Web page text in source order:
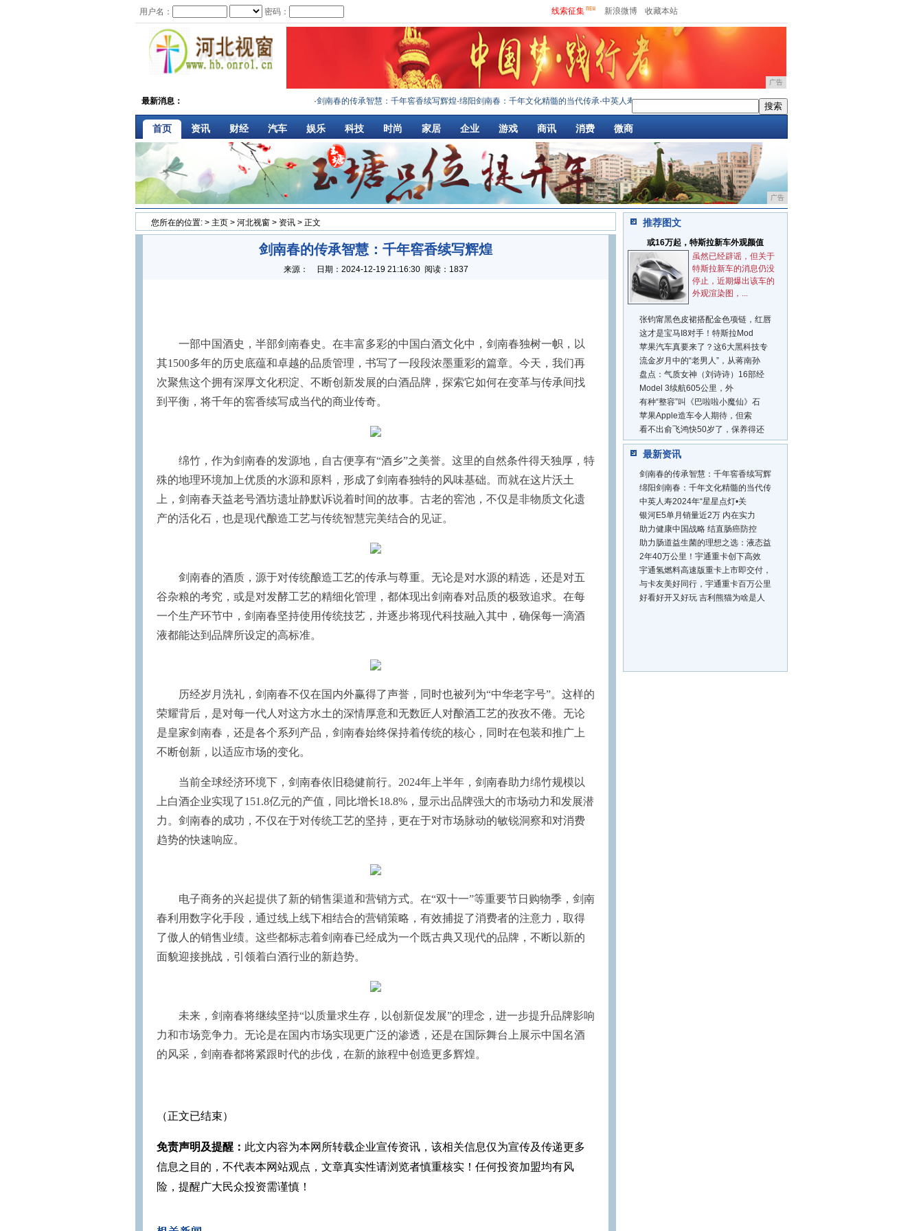
用户名： 密码： 线索征集 新浪微博 收藏本站
广告
最新消息： 剑南春的传承智慧：千年窖香续写辉煌·绵阳剑南春：千年文化精髓的当代传承·中英人寿2024年“星星点灯•关爱儿童公益计划·银河E5单月销量近2万 内在实力铸就高销量
首页 资讯 财经 汽车 娱乐 科技 时尚 家居 企业 游戏 商讯 消费 微商
广告
您所在的位置: > 主页 > 河北视窗 > 资讯 > 正文
剑南春的传承智慧：千年窖香续写辉煌
来源： 日期： 2024-12-19 21:16:30 阅读：1837
一部中国酒史，半部剑南春史。在丰富多彩的中国白酒文化中，剑南春独树一帜，以
其1500多年的历史底蕴和卓越的品质管理，书写了一段段浓墨重彩的篇章。今天，我们再
次聚焦这个拥有深厚文化积淀、不断创新发展的白酒品牌，探索它如何在变革与传承间找
到平衡，将千年的窖香续写成当代的商业传奇。
绵竹，作为剑南春的发源地，自古便享有“酒乡”之美誉。这里的自然条件得天独厚，特
殊的地理环境加上优质的水源和原料，形成了剑南春独特的风味基础。而就在这片沃土
上，剑南春天益老号酒坊遗址静默诉说着时间的故事。古老的窖池，不仅是非物质文化遗
产的活化石，也是现代酿造工艺与传统智慧完美结合的见证。
剑南春的酒质，源于对传统酿造工艺的传承与尊重。无论是对水源的精选，还是对五
谷杂粮的考究，或是对发酵工艺的精细化管理，都体现出剑南春对品质的极致追求。在每
一个生产环节中，剑南春坚持使用传统技艺，并逐步将现代科技融入其中，确保每一滴酒
液都能达到品牌所设定的高标准。
历经岁月洗礼，剑南春不仅在国内外赢得了声誉，同时也被列为“中华老字号”。这样的
荣耀背后，是对每一代人对这方水土的深情厚意和无数匠人对酿酒工艺的孜孜不倦。无论
是皇家剑南春，还是各个系列产品，剑南春始终保持着传统的核心，同时在包装和推广上
不断创新，以适应市场的变化。
当前全球经济环境下，剑南春依旧稳健前行。2024年上半年，剑南春助力绵竹规模以
上白酒企业实现了151.8亿元的产值，同比增长18.8%，显示出品牌强大的市场动力和发展潜
力。剑南春的成功，不仅在于对传统工艺的坚持，更在于对市场脉动的敏锐洞察和对消费
趋势的快速响应。
电子商务的兴起提供了新的销售渠道和营销方式。在“双十一”等重要节日购物季，剑南
春利用数字化手段，通过线上线下相结合的营销策略，有效捕捉了消费者的注意力，取得
了傲人的销售业绩。这些都标志着剑南春已经成为一个既古典又现代的品牌，不断以新的
面貌迎接挑战，引领着白酒行业的新趋势。
未来，剑南春将继续坚持“以质量求生存，以创新促发展”的理念，进一步提升品牌影响
力和市场竞争力。无论是在国内市场实现更广泛的渗透，还是在国际舞台上展示中国名酒
的风采，剑南春都将紧跟时代的步伐，在新的旅程中创造更多辉煌。
（正文已结束）
免责声明及提醒： 此文内容为本网所转载企业宣传资讯，该相关信息仅为宣传及传递更多
信息之目的，不代表本网站观点，文章真实性请浏览者慎重核实！任何投资加盟均有风
险，提醒广大民众投资需谨慎！
推荐图文
或16万起，特斯拉新车外观颜值
虽然已经辟谣，但关于
特斯拉新车的消息仍没
停止，近期爆出该车的
外观渲染图，...
张钧甯黑色皮裙搭配金色项链，红唇
这才是宝马I8对手！特斯拉Mod
苹果汽车真要来了？这6大黑科技专
流金岁月中的“老男人”，从蒋南孙
盘点：气质女神（刘诗诗）16部经
Model 3续航605公里，外
有种“整容”叫《巴啦啦小魔仙》石
苹果Apple造车令人期待，但索
看不出俞飞鸿快50岁了，保养得还
最新资讯
剑南春的传承智慧：千年窖香续写辉
绵阳剑南春：千年文化精髓的当代传
中英人寿2024年“星星点灯•关
银河E5单月销量近2万 内在实力
助力健康中国战略 结直肠癌防控
助力肠道益生菌的理想之选：液态益
2年40万公里！宇通重卡创下高效
宇通氢燃料高速版重卡上市即交付，
与卡友美好同行，宇通重卡百万公里
好看好开又好玩 吉利熊猫为啥是人